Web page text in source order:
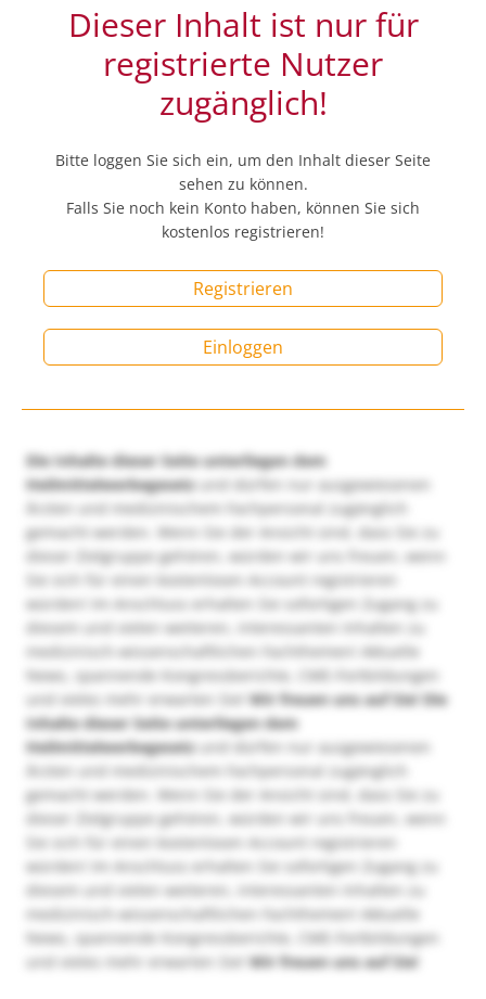
Dieser Inhalt ist nur für
registrierte Nutzer
zugänglich!
Bitte loggen Sie sich ein, um den Inhalt dieser Seite
sehen zu können.
Falls Sie noch kein Konto haben, können Sie sich
kostenlos registrieren!
Registrieren
Einloggen
Die Inhalte dieser Seite unterliegen dem
Heilmittelwerbegesetzund dürfen nur ausgewiesenen
Ärzten und medizinischem Fachpersonal zugänglich
gemacht werden. Wenn Sie der Ansicht sind, dass Sie zu
dieser Zielgruppe gehören, würden wir uns freuen, wenn
Sie sich für einen kostenlosen Account registrieren
würden! Im Anschluss erhalten Sie sofortigen Zugang zu
diesem und vielen weiteren, interessanten Inhalten zu
medizinisch-wissenschaftlichen Fachthemen! Aktuelle
News, spannende Kongressberichte, CME-Fortbildungen
und vieles mehr erwarten Sie!Wir freuen uns auf Sie! Die
Inhalte dieser Seite unterliegen dem
Heilmittelwerbegesetzund dürfen nur ausgewiesenen
Ärzten und medizinischem Fachpersonal zugänglich
gemacht werden. Wenn Sie der Ansicht sind, dass Sie zu
dieser Zielgruppe gehören, würden wir uns freuen, wenn
Sie sich für einen kostenlosen Account registrieren
würden! Im Anschluss erhalten Sie sofortigen Zugang zu
diesem und vielen weiteren, interessanten Inhalten zu
medizinisch-wissenschaftlichen Fachthemen! Aktuelle
News, spannende Kongressberichte, CME-Fortbildungen
und vieles mehr erwarten Sie!Wir freuen uns auf Sie!